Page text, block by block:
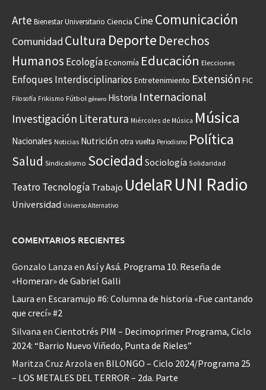
Arte Bienestar Universitario Ciencia CineComunicación
Comunidad Cultura Deporte Derechos
Humanos EcologíaEconomía Educación Elecciones
Enfoques Interdisciplinarios Entretenimiento Extensión FIC
Filosofía Frikismo Fútbol género Historia Internacional
Investigación Literatura Miércoles de Música Música
Nacionales Noticias Nutrición otra vuelta Periodismo Política
Salud Sindicalismo Sociedad Sociología Solidaridad
Teatro Tecnología Trabajo UdelaRUNI Radio
Universidad Universo Alternativo
COMENTARIOS RECIENTES
Gonzalo Lanza en Así y Asá. Programa 10. Reseña de
«Homerar» de Gabriel Galli
Laura en Escaramujo #6: Columna de historia «Fue cantando
que crecí» #2
Silvana en Cientotrés PIM – Decimoprimer Programa, Ciclo
2024: “Barrio Nuevo Viñedo, Punta de Rieles”
Maritza Cruz Arzola en BILONGO – Ciclo 2024/Programa 25
– LOS METALES DEL TERROR – 2da. Parte